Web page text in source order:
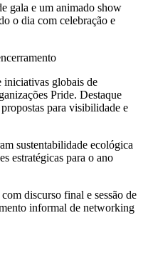
gala e um animado show
o dia com celebração e
iniciativas globais de
Pride. Destaque
para visibilidade e
sustentabilidade ecológica
estratégicas para o ano
discurso final e sessão de
informal de networking